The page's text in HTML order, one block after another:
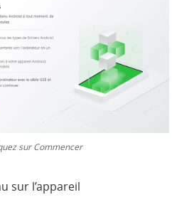
sur Commencer
sur l’appareil